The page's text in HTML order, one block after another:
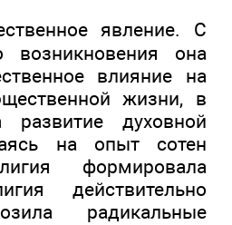
явление. С
возникновения она
влияние на
жизни, в
развитие духовной
на опыт сотен
формировала
действительно
радикальные